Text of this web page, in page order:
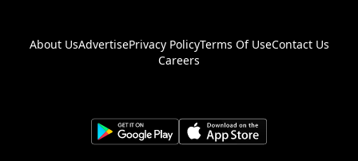
About UsAdvertisePrivacy PolicyTerms Of UseContact Us
Careers